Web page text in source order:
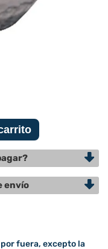
envío
fuera, excepto la